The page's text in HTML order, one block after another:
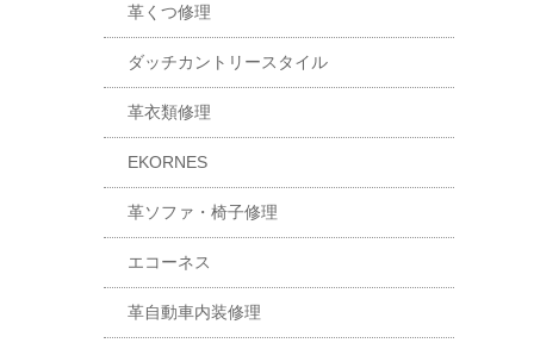
革くつ修理
ダッチカントリースタイル
革衣類修理
EKORNES
革ソファ・椅子修理
エコーネス
革自動車内装修理